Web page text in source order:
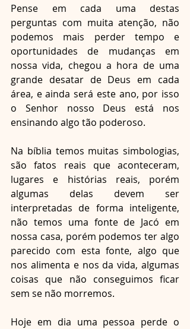
Pense em cada uma destas
perguntas com muita atenção, não
podemos mais perder tempo e
oportunidades de mudanças em
nossa vida, chegou a hora de uma
grande desatar de Deus em cada
área, e ainda será este ano, por isso
o Senhor nosso Deus está nos
ensinando algo tão poderoso.
Na bíblia temos muitas simbologias,
são fatos reais que aconteceram,
lugares e histórias reais, porém
algumas delas devem ser
interpretadas de forma inteligente,
não temos uma fonte de Jacó em
nossa casa, porém podemos ter algo
parecido com esta fonte, algo que
nos alimenta e nos da vida, algumas
coisas que não conseguimos ficar
sem se não morremos.
Hoje em dia uma pessoa perde o